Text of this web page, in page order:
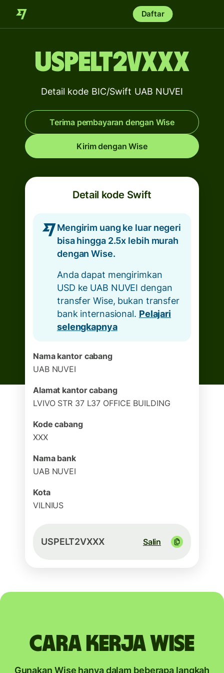
Daftar
USPELT2VXXX
Detail kode BIC/Swift UAB NUVEI
Terima pembayaran dengan Wise
Kirim dengan Wise
Detail kode Swift
Mengirim uang ke luar negeri
bisa hingga 2.5x lebih murah
dengan Wise.
Anda dapat mengirimkan
USD ke UAB NUVEI dengan
transfer Wise, bukan transfer
bank internasional. Pelajari
selengkapnya
Nama kantor cabang
UAB NUVEI
Alamat kantor cabang
LVIVO STR 37 L37 OFFICE BUILDING
Kode cabang
XXX
Nama bank
UAB NUVEI
Kota
VILNIUS
USPELT2VXXX Salin
Cara kerja Wise
Gunakan Wise hanya dalam beberapa langkah